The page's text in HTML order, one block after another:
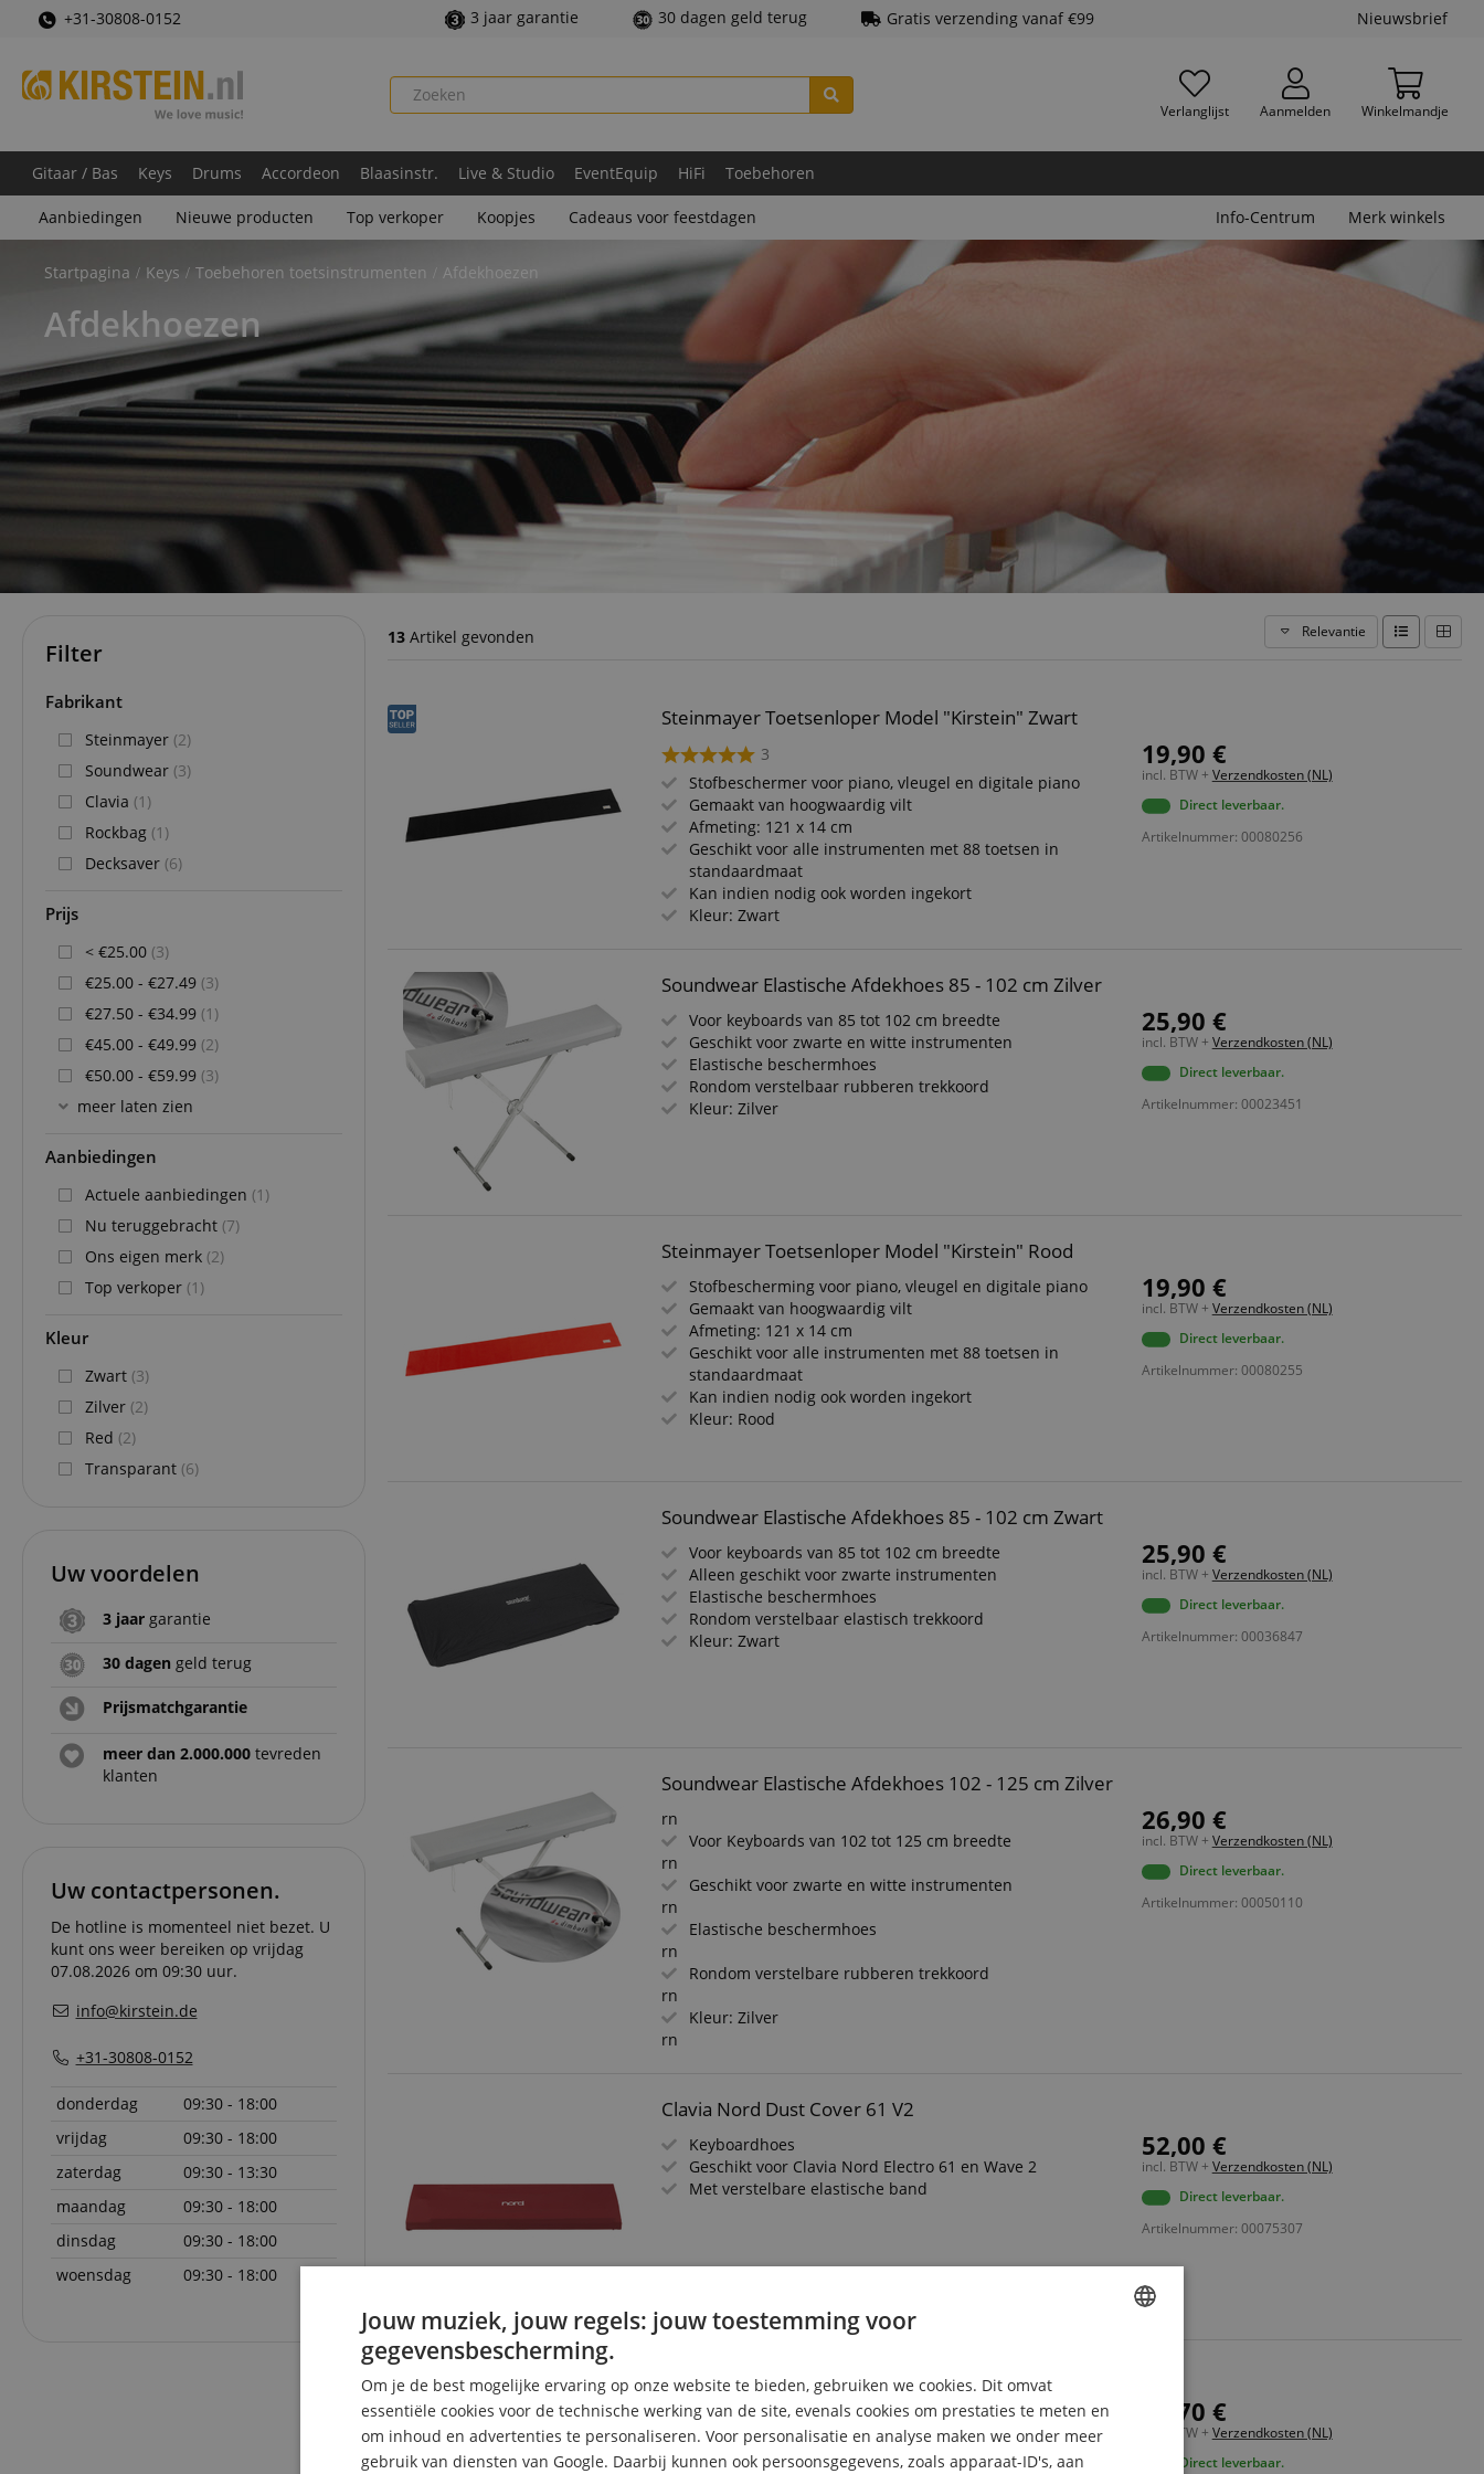
+31-30808-0152 3 jaar garantie 30 dagen geld terug Gratis verzending vanaf €99 Nieuwsbrief
Verlanglijst Aanmelden Winkelmandje
Gitaar / Bas Keys Drums Accordeon Blaasinstr. Live & Studio EventEquip HiFi Toebehoren
Aanbiedingen Nieuwe producten Top verkoper Koopjes Cadeaus voor feestdagen Info-Centrum Merk winkels
Startpagina Keys Toebehoren toetsinstrumenten Afdekhoezen
Afdekhoezen
13 Artikel gevonden Relevantie
Steinmayer Toetsenloper Model "Kirstein" Zwart
3
Stofbeschermer voor piano, vleugel en digitale piano
Gemaakt van hoogwaardig vilt
Afmeting: 121 x 14 cm
Geschikt voor alle instrumenten met 88 toetsen in
standaardmaat
Kan indien nodig ook worden ingekort
Kleur: Zwart
19,90 €
incl. BTW + Verzendkosten (NL)
Direct leverbaar.
Artikelnummer: 00080256
Soundwear Elastische Afdekhoes 85 - 102 cm Zilver
Voor keyboards van 85 tot 102 cm breedte
Geschikt voor zwarte en witte instrumenten
Elastische beschermhoes
Rondom verstelbaar rubberen trekkoord
Kleur: Zilver
25,90 €
incl. BTW + Verzendkosten (NL)
Direct leverbaar.
Artikelnummer: 00023451
Steinmayer Toetsenloper Model "Kirstein" Rood
Stofbescherming voor piano, vleugel en digitale piano
Gemaakt van hoogwaardig vilt
Afmeting: 121 x 14 cm
Geschikt voor alle instrumenten met 88 toetsen in
standaardmaat
Kan indien nodig ook worden ingekort
Kleur: Rood
19,90 €
incl. BTW + Verzendkosten (NL)
Direct leverbaar.
Artikelnummer: 00080255
Soundwear Elastische Afdekhoes 85 - 102 cm Zwart
Voor keyboards van 85 tot 102 cm breedte
Alleen geschikt voor zwarte instrumenten
Elastische beschermhoes
Rondom verstelbaar elastisch trekkoord
Kleur: Zwart
25,90 €
incl. BTW + Verzendkosten (NL)
Direct leverbaar.
Artikelnummer: 00036847
Soundwear Elastische Afdekhoes 102 - 125 cm Zilver
rn
Voor Keyboards van 102 tot 125 cm breedte
rn
Geschikt voor zwarte en witte instrumenten
rn
Elastische beschermhoes
rn
Rondom verstelbare rubberen trekkoord
rn
Kleur: Zilver
rn
26,90 €
incl. BTW + Verzendkosten (NL)
Direct leverbaar.
Artikelnummer: 00050110
Clavia Nord Dust Cover 61 V2
Keyboardhoes
Geschikt voor Clavia Nord Electro 61 en Wave 2
Met verstelbare elastische band
52,00 €
incl. BTW + Verzendkosten (NL)
Direct leverbaar.
Artikelnummer: 00075307
Rockbag Afdekhoes Voor Keyboards En Synthesizers
Afdekhoes voor keyboards, synthesizers, stagepiano's
enz.
Afmetingen 140 x 29 x 14 cm
19,70 €
incl. BTW + Verzendkosten (NL)
Direct leverbaar.
Filter
Fabrikant
Steinmayer (2)
Soundwear (3)
Clavia (1)
Rockbag (1)
Decksaver (6)
Prijs
< €25.00 (3)
€25.00 - €27.49 (3)
€27.50 - €34.99 (1)
€45.00 - €49.99 (2)
€50.00 - €59.99 (3)
meer laten zien
Aanbiedingen
Actuele aanbiedingen (1)
Nu teruggebracht (7)
Ons eigen merk (2)
Top verkoper (1)
Kleur
Zwart (3)
Zilver (2)
Red (2)
Transparant (6)
Uw voordelen
3 jaar garantie
30 dagen geld terug
Prijsmatchgarantie
meer dan 2.000.000 tevreden
klanten
Uw contactpersonen.
De hotline is momenteel niet bezet. U
kunt ons weer bereiken op vrijdag
07.08.2026 om 09:30 uur.
info@kirstein.de
+31-30808-0152
donderdag
09:30 - 18:00
vrijdag
09:30 - 18:00
zaterdag
09:30 - 13:30
maandag
09:30 - 18:00
dinsdag
09:30 - 18:00
woensdag
09:30 - 18:00
Jouw muziek, jouw regels: jouw toestemming voor
gegevensbescherming.
Om je de best mogelijke ervaring op onze website te bieden, gebruiken we cookies. Dit omvat
essentiële cookies voor de technische werking van de site, evenals cookies om prestaties te meten en
om inhoud en advertenties te personaliseren. Voor personalisatie en analyse maken we onder meer
gebruik van diensten van Google. Daarbij kunnen ook persoonsgegevens, zoals apparaat-ID's, aan